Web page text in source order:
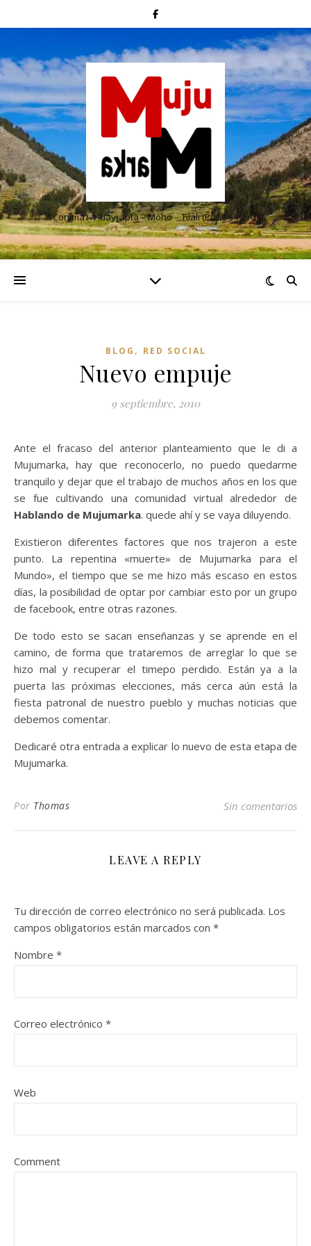
Conima – Huayrapta – Moho – Tilali (Puno – Perú)
BLOG , RED SOCIAL
Nuevo empuje
9 septiembre, 2010
Ante el fracaso del anterior planteamiento que le di a
Mujumarka, hay que reconocerlo, no puedo quedarme
tranquilo y dejar que el trabajo de muchos años en los que
se fue cultivando una comunidad virtual alrededor de
Hablando de Mujumarka. quede ahí y se vaya diluyendo.
Existieron diferentes factores que nos trajeron a este
punto. La repentina «muerte» de Mujumarka para el
Mundo», el tiempo que se me hizo más escaso en estos
días, la posibilidad de optar por cambiar esto por un grupo
de facebook, entre otras razones.
De todo esto se sacan enseñanzas y se aprende en el
camino, de forma que trataremos de arreglar lo que se
hizo mal y recuperar el timepo perdido. Están ya a la
puerta las próximas elecciones, más cerca aún está la
fiesta patronal de nuestro pueblo y muchas noticias que
debemos comentar.
Dedicaré otra entrada a explicar lo nuevo de esta etapa de
Mujumarka.
Por Thomas Sin comentarios
LEAVE A REPLY
Tu dirección de correo electrónico no será publicada. Los
campos obligatorios están marcados con *
Nombre *
Correo electrónico *
Web
Comment